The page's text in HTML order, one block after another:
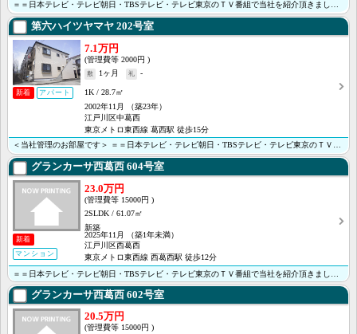
＝＝日本テレビ・テレビ朝日・TBSテレビ・テレビ東京のＴＶ番組で当社を紹介頂きました＝＝ ＜＜オンラ･･･
第六ハイツヤマヤ 202号室
新着 アパート
7.1万円
2000円
1ヶ月
-
1K
28.7㎡
2002年11月
（築23年）
江戸川区中葛西
東京メトロ東西線 葛西駅 徒歩15分
＜当社管理のお部屋です＞ ＝＝日本テレビ・テレビ朝日・TBSテレビ・テレビ東京のＴＶ番組で当社を紹介･･･
グランカーサ西葛西 604号室
新着
マンション
23.0万円
15000円
2SLDK
61.07㎡
新築
2025年11月
（築1年未満）
江戸川区西葛西
東京メトロ東西線 西葛西駅 徒歩12分
＝＝日本テレビ・テレビ朝日・TBSテレビ・テレビ東京のＴＶ番組で当社を紹介頂きました＝＝＜＜オンライ･･･
グランカーサ西葛西 602号室
20.5万円
15000円